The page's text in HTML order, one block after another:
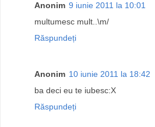
Anonim 9 iunie 2011 la 10:01
multumesc mult..\m/
Răspundeți
Anonim 10 iunie 2011 la 18:42
ba deci eu te iubesc:X
Răspundeți